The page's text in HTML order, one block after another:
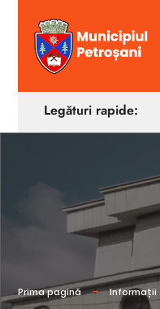
Legături rapide:
Prima pagină Informații